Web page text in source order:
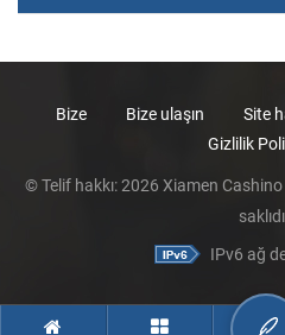
Bize Bize ulaşın Site
Gizlilik
© Telif hakkı: 2026 Xiamen
IPv6 ağ